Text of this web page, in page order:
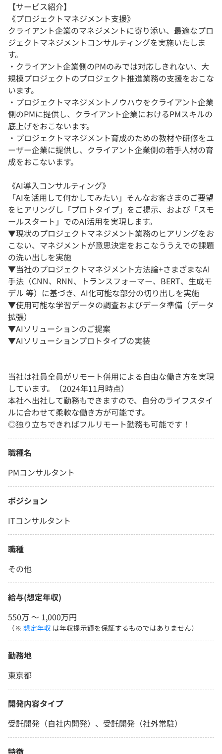
【サービス紹介】
《プロジェクトマネジメント支援》
クライアント企業のマネジメントに寄り添い、最適なプロ
ジェクトマネジメントコンサルティングを実施いたしま
す。
・クライアント企業側のPMのみでは対応しきれない、大
規模プロジェクトのプロジェクト推進業務の支援をおこな
います。
・プロジェクトマネジメントノウハウをクライアント企業
側のPMに提供し、クライアント企業におけるPMスキルの
底上げをおこないます。
・プロジェクトマネジメント育成のための教材や研修をユ
ーザー企業に提供し、クライアント企業側の若手人材の育
成をおこないます。
《AI導入コンサルティング》
「AIを活用して何かしてみたい」そんなお客さまのご要望
をヒアリングし「プロトタイプ」をご提示、および「スモ
ールスタート」でのAI活用を実現します。
▼現状のプロジェクトマネジメント業務のヒアリングをお
こない、マネジメントが意思決定をおこなううえでの課題
の洗い出しを実施
▼当社のプロジェクトマネジメント方法論+さまざまなAI
手法（CNN、RNN、トランスフォーマー、BERT、生成モ
デル 等）に基づき、AI化可能な部分の切り出しを実施
▼使用可能な学習データの調査およびデータ準備（データ
拡張）
▼AIソリューションのご提案
▼AIソリューションプロトタイプの実装
当社は社員全員がリモート併用による自由な働き方を実現
しています。（2024年11月時点）
本社へ出社して勤務もできますので、自分のライフスタイ
ルに合わせて柔軟な働き方が可能です。
◎独り立ちできればフルリモート勤務も可能です！
職種名
PMコンサルタント
ポジション
ITコンサルタント
職種
その他
給与(想定年収)
550万 〜 1,000万円
（※ 想定年収 は年収提示額を保証するものではありません）
勤務地
東京都
開発内容タイプ
受託開発（自社内開発）、受託開発（社外常駐）